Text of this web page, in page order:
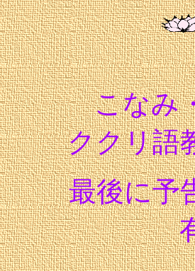
こなみ
ククリ語
最後に予